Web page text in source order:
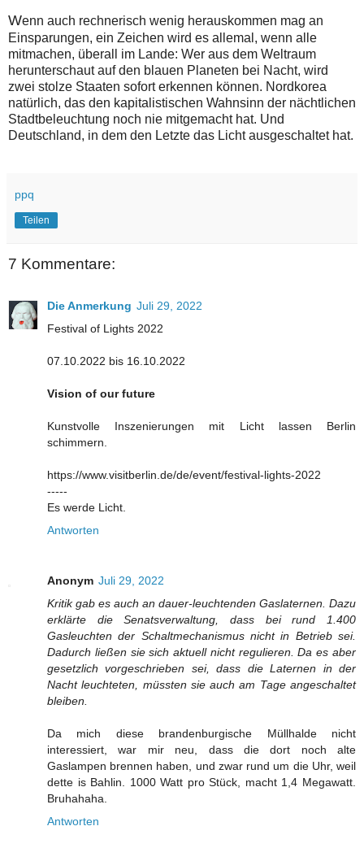
Wenn auch rechnerisch wenig herauskommen mag an
Einsparungen, ein Zeichen wird es allemal, wenn alle
mitmachen, überall im Lande: Wer aus dem Weltraum
herunterschaut auf den blauen Planeten bei Nacht, wird
zwei stolze Staaten sofort erkennen können. Nordkorea
natürlich, das den kapitalistischen Wahnsinn der nächtlichen
Stadtbeleuchtung noch nie mitgemacht hat. Und
Deutschland, in dem den Letzte das Licht ausgeschaltet hat.
ppq
Teilen
7 Kommentare:
Die Anmerkung Juli 29, 2022
Festival of Lights 2022
07.10.2022 bis 16.10.2022
Vision of our future
Kunstvolle Inszenierungen mit Licht lassen Berlin
schimmern.
https://www.visitberlin.de/de/event/festival-lights-2022
-----
Es werde Licht.
Antworten
Anonym Juli 29, 2022
Kritik gab es auch an dauer-leuchtenden Gaslaternen. Dazu
erklärte die Senatsverwaltung, dass bei rund 1.400
Gasleuchten der Schaltmechanismus nicht in Betrieb sei.
Dadurch ließen sie sich aktuell nicht regulieren. Da es aber
gesetzlich vorgeschrieben sei, dass die Laternen in der
Nacht leuchteten, müssten sie auch am Tage angeschaltet
bleiben.
Da mich diese brandenburgische Müllhalde nicht
interessiert, war mir neu, dass die dort noch alte
Gaslampen brennen haben, und zwar rund um die Uhr, weil
dette is Bahlin. 1000 Watt pro Stück, macht 1,4 Megawatt.
Bruhahaha.
Antworten